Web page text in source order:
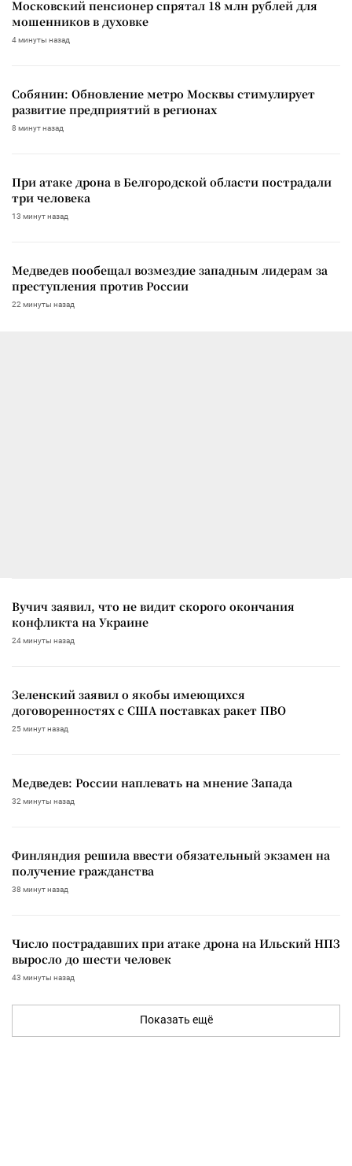
Московский пенсионер спрятал 18 млн рублей для
мошенников в духовке
4 минуты назад
Собянин: Обновление метро Москвы стимулирует
развитие предприятий в регионах
8 минут назад
При атаке дрона в Белгородской области пострадали
три человека
13 минут назад
Медведев пообещал возмездие западным лидерам за
преступления против России
22 минуты назад
Вучич заявил, что не видит скорого окончания
конфликта на Украине
24 минуты назад
Зеленский заявил о якобы имеющихся
договоренностях с США поставках ракет ПВО
25 минут назад
Медведев: России наплевать на мнение Запада
32 минуты назад
Финляндия решила ввести обязательный экзамен на
получение гражданства
38 минут назад
Число пострадавших при атаке дрона на Ильский НПЗ
выросло до шести человек
43 минуты назад
Показать ещё